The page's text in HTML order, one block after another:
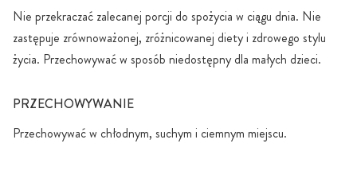
Nie przekraczać zalecanej porcji do spożycia w ciągu dnia. Nie
zastępuje zrównoważonej, zróżnicowanej diety i zdrowego stylu
życia. Przechowywać w sposób niedostępny dla małych dzieci.
PRZECHOWYWANIE
Przechowywać w chłodnym, suchym i ciemnym miejscu.